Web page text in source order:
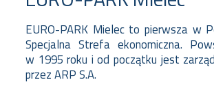
EURO-PARK Mielec to pierwsza w
Specjalna Strefa ekonomiczna.
w 1995 roku i od początku jest
przez ARP S.A.